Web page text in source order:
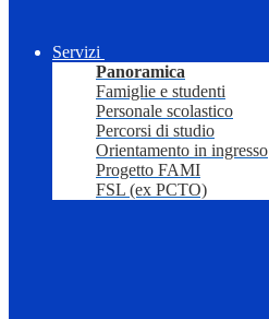
Servizi
Panoramica
Famiglie e studenti
Personale scolastico
Percorsi di studio
Orientamento in ingresso
Progetto FAMI
FSL (ex PCTO)